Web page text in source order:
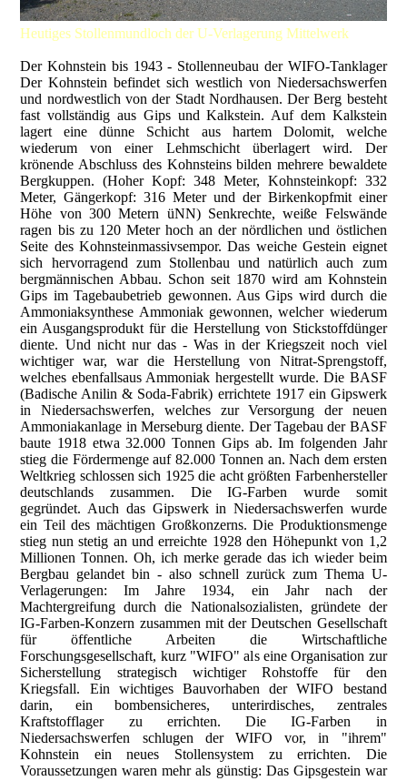
Heutiges Stollenmundloch der U-Verlagerung Mittelwerk
Der Kohnstein bis 1943 - Stollenneubau der WIFO-Tanklager Der Kohnstein befindet sich westlich von Niedersachswerfen und nordwestlich von der Stadt Nordhausen. Der Berg besteht fast vollständig aus Gips und Kalkstein. Auf dem Kalkstein lagert eine dünne Schicht aus hartem Dolomit, welche wiederum von einer Lehmschicht überlagert wird. Der krönende Abschluss des Kohnsteins bilden mehrere bewaldete Bergkuppen. (Hoher Kopf: 348 Meter, Kohnsteinkopf: 332 Meter, Gängerkopf: 316 Meter und der Birkenkopfmit einer Höhe von 300 Metern üNN) Senkrechte, weiße Felswände ragen bis zu 120 Meter hoch an der nördlichen und östlichen Seite des Kohnsteinmassivsempor. Das weiche Gestein eignet sich hervorragend zum Stollenbau und natürlich auch zum bergmännischen Abbau. Schon seit 1870 wird am Kohnstein Gips im Tagebaubetrieb gewonnen. Aus Gips wird durch die Ammoniaksynthese Ammoniak gewonnen, welcher wiederum ein Ausgangsprodukt für die Herstellung von Stickstoffdünger diente. Und nicht nur das - Was in der Kriegszeit noch viel wichtiger war, war die Herstellung von Nitrat-Sprengstoff, welches ebenfallsaus Ammoniak hergestellt wurde. Die BASF (Badische Anilin & Soda-Fabrik) errichtete 1917 ein Gipswerk in Niedersachswerfen, welches zur Versorgung der neuen Ammoniakanlage in Merseburg diente. Der Tagebau der BASF baute 1918 etwa 32.000 Tonnen Gips ab. Im folgenden Jahr stieg die Fördermenge auf 82.000 Tonnen an. Nach dem ersten Weltkrieg schlossen sich 1925 die acht größten Farbenhersteller deutschlands zusammen. Die IG-Farben wurde somit gegründet. Auch das Gipswerk in Niedersachswerfen wurde ein Teil des mächtigen Großkonzerns. Die Produktionsmenge stieg nun stetig an und erreichte 1928 den Höhepunkt von 1,2 Millionen Tonnen. Oh, ich merke gerade das ich wieder beim Bergbau gelandet bin - also schnell zurück zum Thema U-Verlagerungen: Im Jahre 1934, ein Jahr nach der Machtergreifung durch die Nationalsozialisten, gründete der IG-Farben-Konzern zusammen mit der Deutschen Gesellschaft für öffentliche Arbeiten die Wirtschaftliche Forschungsgesellschaft, kurz "WIFO" als eine Organisation zur Sicherstellung strategisch wichtiger Rohstoffe für den Kriegsfall. Ein wichtiges Bauvorhaben der WIFO bestand darin, ein bombensicheres, unterirdisches, zentrales Kraftstofflager zu errichten. Die IG-Farben in Niedersachswerfen schlugen der WIFO vor, in "ihrem" Kohnstein ein neues Stollensystem zu errichten. Die Voraussetzungen waren mehr als günstig: Das Gipsgestein war relativ weich und deshalb sehr gut zum Stollenvortrieb geeignet. Den Ausbruch konnte die IG-Farben an das Ammoniakwerk in Merseburg weiterleiten. Desweiteren bestand auch schon eine gute Verkehrsanbindung, ein Fluß zur Wasserversorgung (die Zorge) war in unmittelbarer Nähe, so daß dem Stollenneubau nichts weiter im Wege stand, zumal beide Partner finanzielle Vorteile von dem Stollenprojekt hatten. Die erste U-Verlagerung war also beschlossen. Das unterirdische Öllager des Reiches erhielt den Namen "WIFO-Aussenstelle Niedersachswerfen" oder kurz "Ni". (Ni - abgeleitet von Niedersachswerfen) Die U-Verlagerung "Ni" oder "Ni 105" bezeichnet nur das unterirdische Tanklager der WIFO im Kohnstein. Später, beim Umbau zur V2-Produktion wurde fast nur noch der Deckname "Mittelwerk" benutzt. In einigen Schriftstücken taucht der Tarnname Ni allerdings immernoch auf - doch dazu gleich mehr .Auf dem Gelände der Gipswerke Niedersachswerfen befanden sich bis zum damaligen Zeitpunkt nur zwei kleinere Stollen, welche in den Kohnstein führten. Die beiden Stollen waren als Versuchsstollen zur Erkundung des anliegenden Gesteins aufgefahren worden. Doch das sollte sich nun, im Sommer 1936 ändern: Der für den Stollenneubau verantwortliche Ingenieur Karl Willhelm Neu (welch passender Name) entwarf einen Plan, nachdem zwei parallele Hauptstollen von der Südseite her in den Kohnstein getrieben werden sollten. Diese beiden Stollen sollten als Transportstollen dienen und mit 18 Querstollen, den sog. Kammern verbunden werden. Die Querstollen sollen dann bei Fertigstellung als eigentliches unterirdisches Tanklager dienen. Um möglichst schnell das Stollensystem zu erstellen, sollten die Bauarbeiten aus zwei Richtungen aus erfolgen. Zum einem von den Hauptstollenmundlöchern aus und zum anderen von den beiden kleinen Versuchsstollen des Steinbruchbetriebs aus. Im Juni 1936 begannen die bergmännischen Arbeiten an dem Stollenprojekt im Kohnstein. Rund 400 Bergmänner waren beschäftigt, so daß der Stollenvortrieb gut voran kam. Am 13.März 1937 gelang der Durchbruch des östlichen Hauptstollens (Fahrstollen A). Der westliche Hauptstollen (Fahrstollen B) erreichte seine vorläufige Endlänge am 5. Mai des selben Jahres. Auch die Querstollen wurden im Zuge des Stollenvortriebs der beiden Hauptstollen durch das Gebirge getrieben, so daß sie etwa zur gleichen Zeit fertig wurden. Das Stollenprofil der 18 Kammern war rechteckig. Alle Querstollen hatten eine Breite von 9 Metern und eine Höhe von 7 Metern. Beim Vortrieb der Stollenanlage wurden 260.000m² Gestein zu Tage gefördert. Zur Bewetterung der Untertage-Verlagerung wurde eine Lüftungseinrichtung mit Heizanlage, die aus sechs Öfen bestand im Querstollen 1 (Kammer 1) errichtet. Die frischen Wetter wurden durch drei Wetterschächte in Nähe der Stollenmundlöcher eingezogen und zur Heizanlage gesaugt. Der Abluftschacht befand sich am Ende der Fahrstollen. (Pfingsten 1937 kam es zu starken Wassereinbrüchen in dem zentralen Öllager des Deutschen Reichs. Es tröpfelte und rieselte ständig in der gesamten WIFO-Anlage, so daß der Bau einer Bewetterungsanlage unumgänglich geworden war. Nach Gesprächen zwischen dem Außenstellenleiter Neu und Mitarbeitern der Firma Winkelsträter aus Wuppertal, welche große Erfahrungen auf dem Gebiet der (unterirdischen) Klimatisierung hatten, wurde ein Bewetterungs-Programm erarbeitet, nachdemdie Wetter in der Stollenanlage jede halbe Stunde erneuert werden sollten. Die frischen Wetter sollten in einer Maschinenkammer getrocknet werden. Darauf hin wurde die Kammer 1 am Nordende der Untertage-Verlagerung zur zentralen Belüftungsanlage umgebaut. der Querschlag wurde mit sechs zentralen Heizkesseln bestückt und mit einer Ventilatoren-Station ausgerüstet. Auf die Kammer 1 wurden drei Wetterschächte geteuft. Ein weiterer Wetterschacht wurde auf die Kammer 15 niedergebracht. Nach Fertigstellung der Wetterhaltung des Stollenneubaus wurden in den Kammern 2-18 tausende von Öl- und Treibstofffässer als bombensichere Reserve des Dritten Reichs eingelagert. (WIFO 1) Zum Transport wurde eine zweigleisige Eisenbahntrasse zwischen der Hauptstrecke und den Stollenmundlöchern verlegt. Am Rande von Niedersachswerfen baute die WIFO auch eine kleine Siedlung, welche als Baubüro und Unterkunft für das Dienstpersonal diente. Die Siedlung bestand aus zwanzig Wohnhäusern und zwei Büro-Baracken. Noch bevor das eben beschriebene Öllager (WIFO 1) komplett fertig gestellt war, existierten bereits Pläne, wonach das Stollensystem im Kohnstein durch den ganzen südlichen Teil des Berges hindurch erweitert werden sollte. Die beiden Hauptstollen (Fahrstollen A und B) sollten nun eine Gesamtlänge von 1.800 Metern haben und mit 50 Querstollen miteinander verbunden werden. Das Stollensystem sollte mit einer leichten S-Kurve durch den Kohnstein verlaufen. Die Kammern sollten eine Länge von 150 bis 200 Metern haben. Wurden in den Querstollen 2-18 noch Ölfässer gestapelt, so sollten in die neuen Kammern zwei riesige, 80 Meter lange Öl-Container mit einem Fassungvermögen von je 1.000.000 Litern eingebaut werden. Zu diesem Zwecke wurden die neuen Kammern kreisrund, mit einem Durchmesser von 11 Metern geplant. Die Stollenerweiterung der Anlage "Ni" erfolgtein zwei Arbeitsschritten: "WIFO 2" und "WIFO 3". Auch bei der Vergrößerung der U-Verlagerung im Kohnstein wurden die bergmännischen Arbeiten aus zwei Richtungen aus vorgenommen. Am 8.Dezember 1939 gelang der Durchbruch von Fahrstollen A zum neu erstellten Grenzsstollen. Der Fahrstollen B wurde am 22.Mai 1940 durchschlägig. Zusätzlich wurde zwischen den Kammern 17 - 42 ein weiterer Fahrstollen parallel zwischen den beiden Hauptstollen angelegt. Dieser diente als Versorgungsstollen für die gewaltigen Öltanks in der U-verlagerung. In dieser zweiten Bauphase wurde rund 700.000m² Kalkgestein aus dem Bergmassiv ausgebrochen. Die dritte und letzte Bauphase des Stollenkomplexes im Kohnstein (WIFO 3) galt als die Schwierigste. Die geologische Beschaffenheit des Kohnsteins am Südhang war nicht so standfest wie sonst und somit stark Einsturzgefährdet. Die WIFO war gezwungen ein Spezial-Unternehmen mit dem Stollenvortrieb zu beauftragen. Die Stollen konnten im Südteil des Berges nicht wie bisher im standfesten Gebirge stehen, sondern mussten mit Hilfe von Ausbau vorangetrieben werden. Die Stollen erhielten nun ein gewölbtes Profil, welches mit armierten Betonstößen ausgekleidet wurde. Die Fahrstollen A und B wurden in dem letzten Stollenabschnitt mit einer Breite von 9 Metern und einer Höhe von 6,5 Metern aufgefahren. Trotz schwierigen und mühseligem Unterfangen schaffte man zwischen den Jahren 1941 und 1953 den Durchbruch, so daß zunächst der Fahrstollen B durch den ganzen Gipsberg verlief. Zu dieser Zeit waren bereits 15.000 Tonnen Öl und Schmiermittel in Fässern in der WIFO-Anlage im Kohnstein eingelagert. Dazu kamen noch zwei riesige Tanks, wovon jeder mit einer Million Liter Wasserstoff-Peroxid gefüllt war. Letztere waren in Querstollen 17 eingebaut. Der mittlere Teil des Stollensystems (WIFO 2) war vorgesehen für die Einlagerung von kriegswichtigen Chemikalien. Der südliche Teil war als Kraftstoff-Depot gedacht. Bereits im halbfertigen Bauzustand war das Stollensystem schon das größte unterirdische Treibstofflager Deutschlands und reichte schätzungsweise aus, um den Treibstoffbedarf für gut zwei Jahre sicherzustellen...Die Bauabschitte WIFO I-III nochmal im einzelnen: WIFO I: (Juni 1936 - Mai 1937) Unter dem Firmenauftrag der Ammoniak-Werke Me